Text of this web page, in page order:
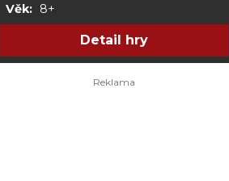
Věk: 8+
Detail hry